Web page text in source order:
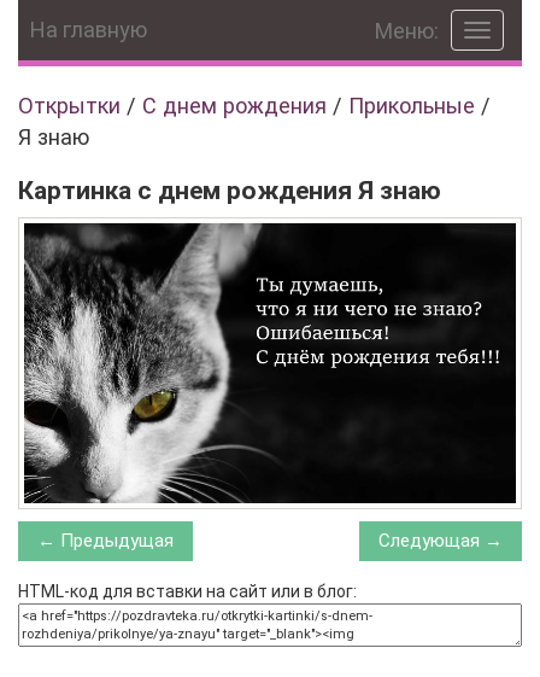
Toggle
На главную Меню:
Открытки / C днем рождения / Прикольные /
Я знаю
Картинка с днем рождения Я знаю
← Предыдущая Следующая →
HTML-код для вставки на сайт или в блог: